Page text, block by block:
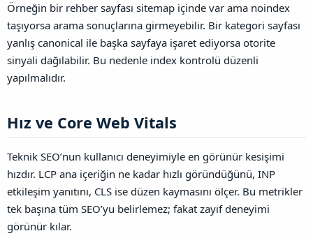
Örneğin bir rehber sayfası sitemap içinde var ama noindex
taşıyorsa arama sonuçlarına girmeyebilir. Bir kategori sayfası
yanlış canonical ile başka sayfaya işaret ediyorsa otorite
sinyali dağılabilir. Bu nedenle index kontrolü düzenli
yapılmalıdır.
Hız ve Core Web Vitals​
Teknik SEO’nun kullanıcı deneyimiyle en görünür kesişimi
hızdır. LCP ana içeriğin ne kadar hızlı göründüğünü, INP
etkileşim yanıtını, CLS ise düzen kaymasını ölçer. Bu metrikler
tek başına tüm SEO’yu belirlemez; fakat zayıf deneyimi
görünür kılar.